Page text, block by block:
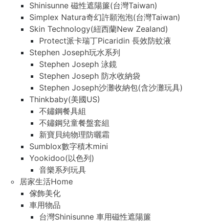
Shinisunne 磁性遮陽簾(台灣Taiwan)
Simplex Natura奇幻許願泡泡(台灣Taiwan)
Skin Technology(紐西蘭New Zealand)
Protect派卡瑞丁Picaridin 長效防蚊液
Stephen Joseph玩水系列
Stephen Joseph 泳鏡
Stephen Joseph 防水收納袋
Stephen Joseph沙灘收納包(含沙灘玩具)
Thinkbaby(美國US)
不鏽鋼餐具組
不鏽鋼兒童餐盤套組
新寶貝純物理防曬霜
Sumblox數字積木mini
Yookidoo(以色列)
音樂系列玩具
居家生活Home
傢飾美化
車用物品
台灣Shinisunne 車用磁性遮陽簾